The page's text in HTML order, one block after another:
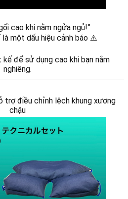
cao khi nằm ngửa ngủ!”
một dấu hiệu cảnh báo ⚠️
để sử dụng cao khi bạn nằm
nghiêng.
trợ điều chỉnh lệch khung xương
chậu